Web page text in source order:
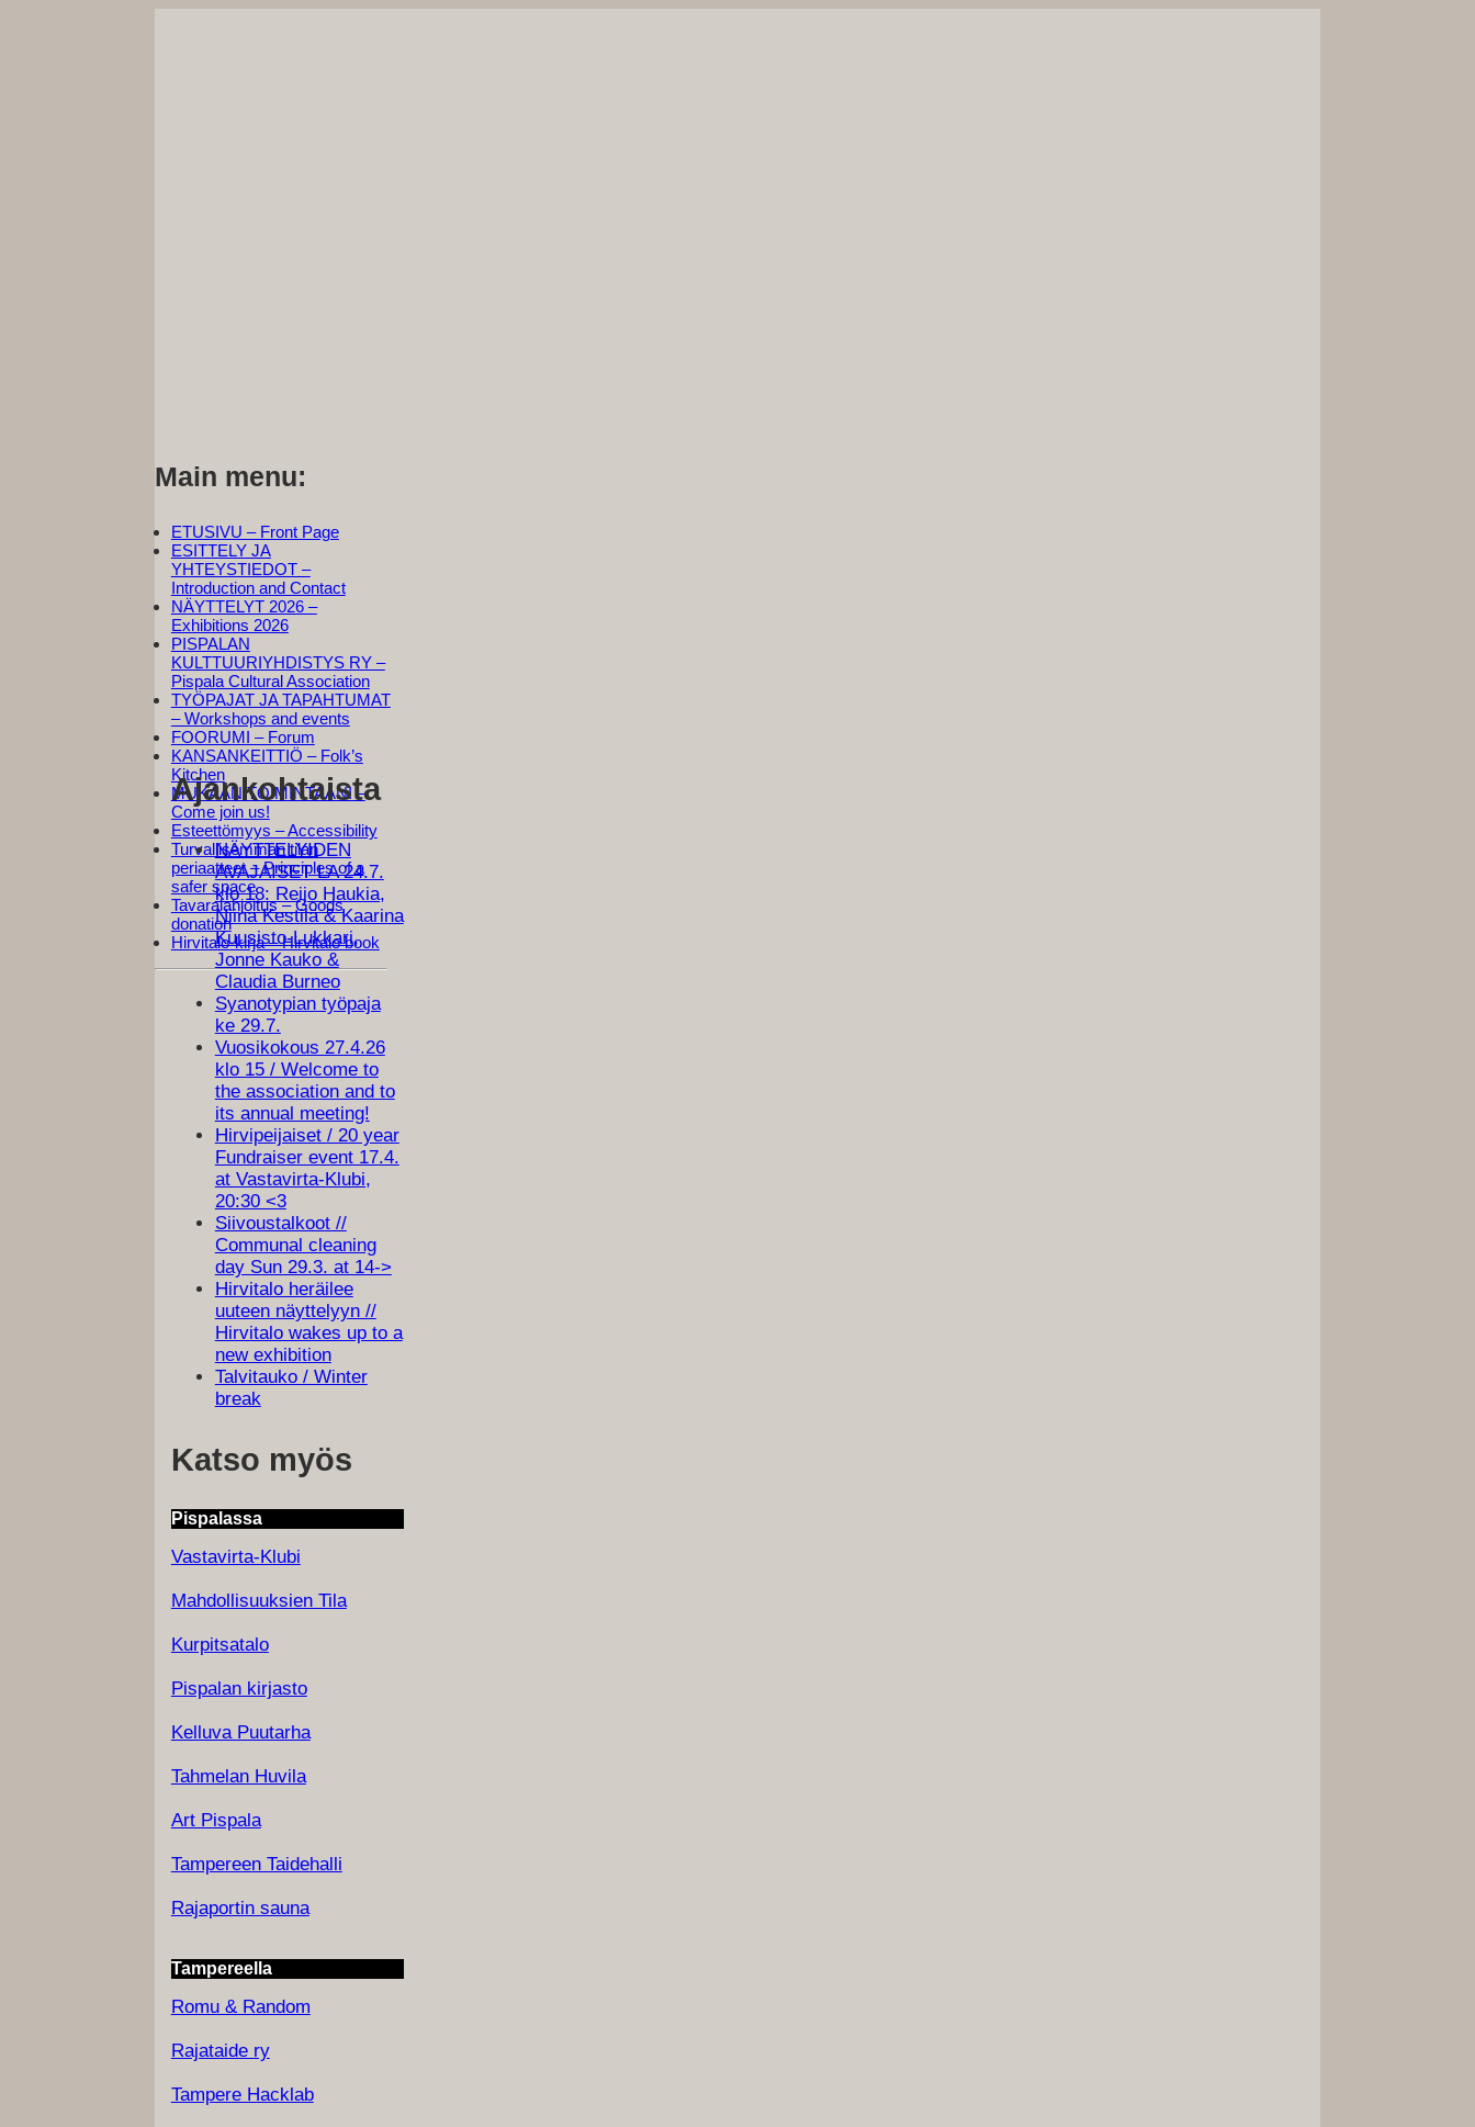
Main menu:
ETUSIVU – Front Page
ESITTELY JA
YHTEYSTIEDOT –
Introduction and Contact
NÄYTTELYT 2026 –
Exhibitions 2026
PISPALAN
KULTTUURIYHDISTYS RY –
Pispala Cultural Association
TYÖPAJAT JA TAPAHTUMAT
– Workshops and events
FOORUMI – Forum
KANSANKEITTIÖ – Folk’s
Kitchen
MUKAAN TOIMINTAAN! –
Come join us!
Esteettömyys – Accessibility
Turvallisemman tilan
periaatteet – Principles of a
safer space
Tavaralahjoitus – Goods
donation
Hirvitalo-kirja – Hirvitalo book
Ajankohtaista
NÄYTTELYIDEN
AVAJAISET LA 24.7.
klo 18: Reijo Haukia,
Niina Kestilä & Kaarina
Kuusisto-Lukkari,
Jonne Kauko &
Claudia Burneo
Syanotypian työpaja
ke 29.7.
Vuosikokous 27.4.26
klo 15 / Welcome to
the association and to
its annual meeting!
Hirvipeijaiset / 20 year
Fundraiser event 17.4.
at Vastavirta-Klubi,
20:30 <3
Siivoustalkoot //
Communal cleaning
day Sun 29.3. at 14->
Hirvitalo heräilee
uuteen näyttelyyn //
Hirvitalo wakes up to a
new exhibition
Talvitauko / Winter
break
Katso myös
Pispalassa
Vastavirta-Klubi
Mahdollisuuksien Tila
Kurpitsatalo
Pispalan kirjasto
Kelluva Puutarha
Tahmelan Huvila
Art Pispala
Tampereen Taidehalli
Rajaportin sauna
Tampereella
Romu & Random
Rajataide ry
Tampere Hacklab